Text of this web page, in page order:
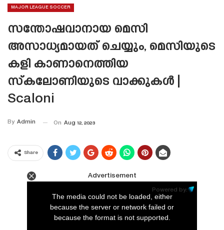
MAJOR LEAGUE SOCCER
സന്തോഷവാനായ മെസി
അസാധ്യമായത് ചെയ്യും, മെസിയുടെ
കളി കാണാനെത്തിയ
സ്‌കലോണിയുടെ വാക്കുകൾ |
Scaloni
By Admin On Aug 12, 2023
Share
Advertisement
Powered by:
The media could not be loaded, either
because the server or network failed or
because the format is not supported.